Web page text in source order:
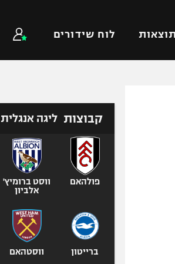
תוצאות לוח שידורים
טניס
כדוריד
כדורעף
שחייה
ג'ודו
אגרוף
ספורט אולימפי
קבוצות ליגה אנגלית
פולהאם
ווסט ברומיץ'
אלביון
ברייטון ווסטהאם